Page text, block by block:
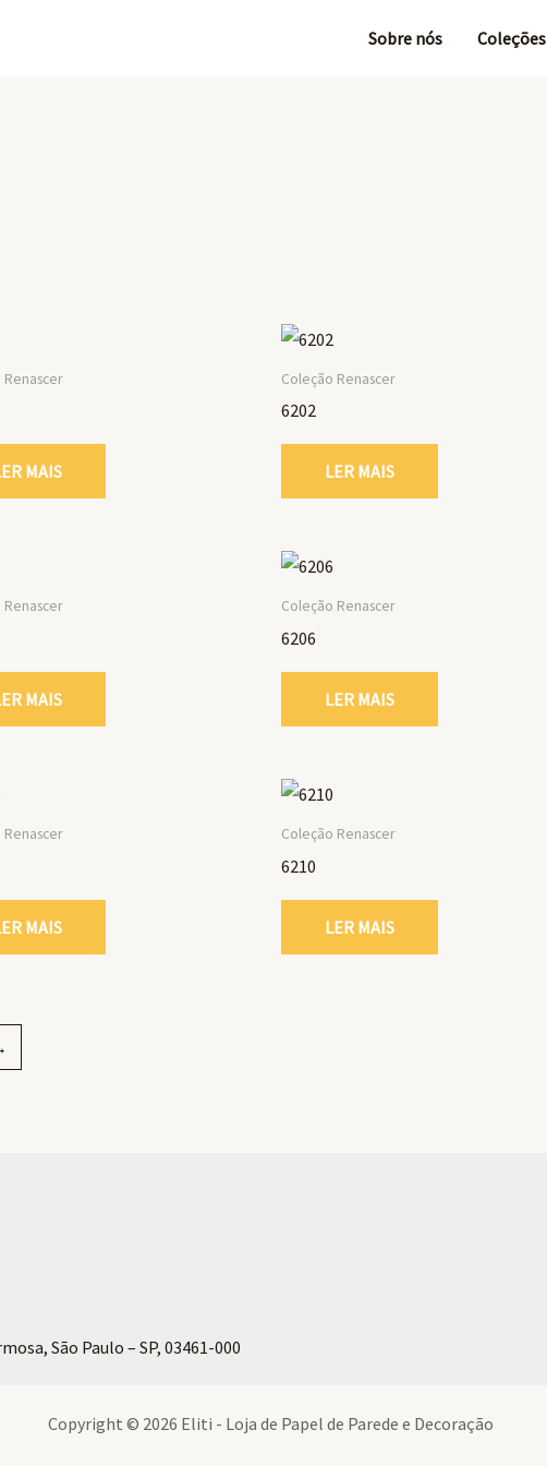
Sobre nós Coleções
MAIS
Coleção Renascer
6202
LER MAIS
MAIS
Coleção Renascer
6206
LER MAIS
MAIS
Coleção Renascer
6210
LER MAIS
São Paulo – SP, 03461-000
Copyright © 2026 Eliti - Loja de Papel de Parede e Decoração